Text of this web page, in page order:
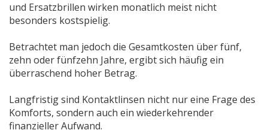
und Ersatzbrillen wirken monatlich meist nicht
besonders kostspielig.
Betrachtet man jedoch die Gesamtkosten über fünf,
zehn oder fünfzehn Jahre, ergibt sich häufig ein
überraschend hoher Betrag.
Langfristig sind Kontaktlinsen nicht nur eine Frage des
Komforts, sondern auch ein wiederkehrender
finanzieller Aufwand.